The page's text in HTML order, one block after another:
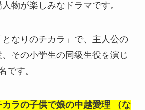
物が楽しみなドラマです。
なりのチカラ」で、主人公の
その小学生の同級生役を演じ
です。
ラの子供で娘の中越愛理 （な